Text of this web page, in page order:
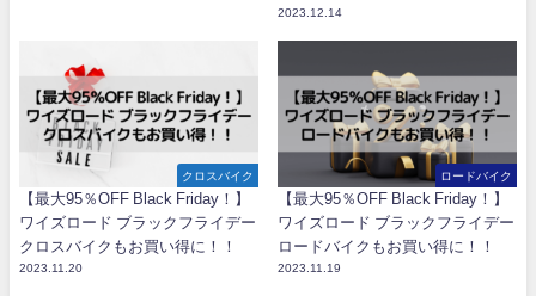
2023.12.14
クロスバイク
【最大95％OFF Black Friday！】
ワイズロード ブラックフライデー
クロスバイクもお買い得に！！
2023.11.20
ロードバイク
【最大95％OFF Black Friday！】
ワイズロード ブラックフライデー
ロードバイクもお買い得に！！
2023.11.19